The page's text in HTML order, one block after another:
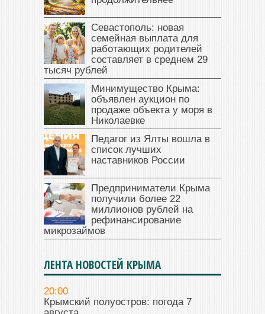
Севастополь: новая
семейная выплата для
работающих родителей
составляет в среднем 29
тысяч рублей
Минимущество Крыма:
объявлен аукцион по
продаже объекта у моря в
Николаевке
Педагог из Ялты вошла в
список лучших
наставников России
Предприниматели Крыма
получили более 22
миллионов рублей на
рефинансирование
микрозаймов
ЛЕНТА НОВОСТЕЙ КРЫМА
20:00
Крымский полуостров: погода 7